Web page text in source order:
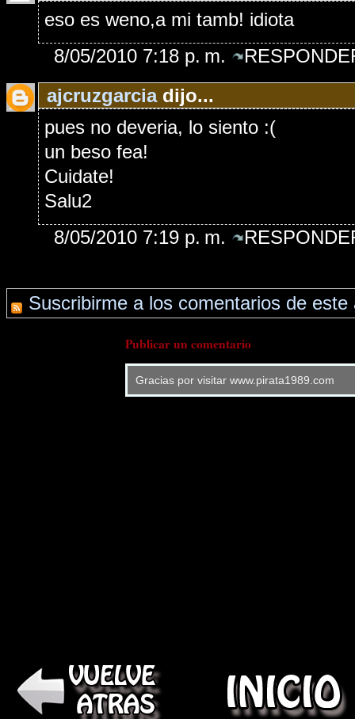
eso es weno,a mi tamb! idiota
8/05/2010 7:18 p. m.
ajcruzgarciadijo...
pues no deveria, lo siento :(
un beso fea!
Cuidate!
Salu2
8/05/2010 7:19 p. m.
Suscribirme a los comentarios de este
Publicar un comentario
Gracias por visitar www.pirata1989.com